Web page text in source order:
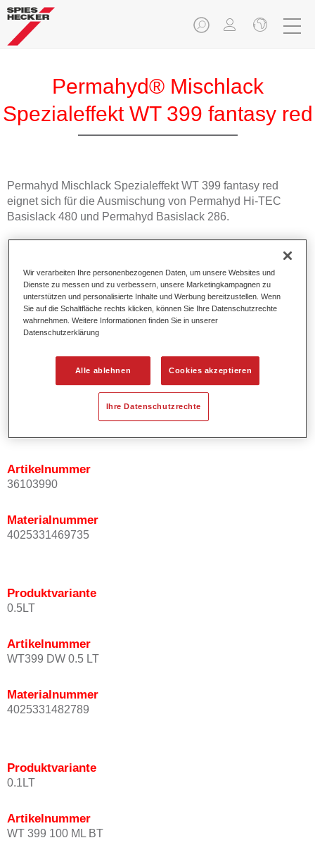
Permahyd® Mischlack
Spezialeffekt WT 399 fantasy red
Permahyd Mischlack Spezialeffekt WT 399 fantasy red
eignet sich für die Ausmischung von Permahyd Hi-TEC
Basislack 480 und Permahyd Basislack 286.
Einfach und schnell zu verarbeiten.
Bietet eine hohe Farbtongenauigkeit und gleichmäßige
Effektausrichtung.
Fördert kurze Prozesszeiten.
Ermöglicht einfaches und sicheres Einlackieren.
Wird für die Reparatur von speziellen Effektfarbtönen in
der Serienlackierung eingesetzt.
Artikelnummer
36103990
Materialnummer
4025331469735
Produktvariante
0.5LT
Artikelnummer
WT399 DW 0.5 LT
Materialnummer
4025331482789
Produktvariante
0.1LT
Artikelnummer
WT 399 100 ML BT
Wir verarbeiten Ihre personenbezogenen Daten, um unsere Websites und
Dienste zu messen und zu verbessern, unsere Marketingkampagnen zu
unterstützen und personalisierte Inhalte und Werbung bereitzustellen. Wenn
Sie auf die Schaltfläche rechts klicken, können Sie Ihre Datenschutzrechte
wahrnehmen. Weitere Informationen finden Sie in unserer
Datenschutzerklärung
Alle ablehnen Cookies akzeptieren
Ihre Datenschutzrechte